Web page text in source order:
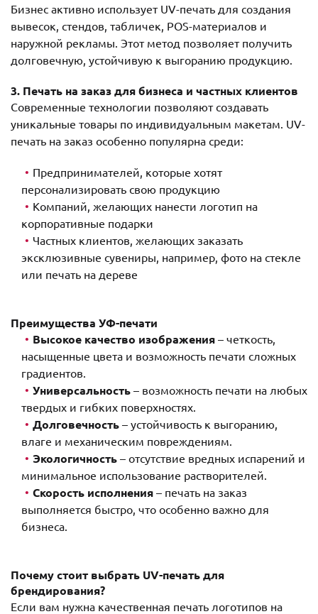
Бизнес активно использует UV-печать для создания
вывесок, стендов, табличек, POS-материалов и
наружной рекламы. Этот метод позволяет получить
долговечную, устойчивую к выгоранию продукцию.
3. Печать на заказ для бизнеса и частных клиентов
Современные технологии позволяют создавать
уникальные товары по индивидуальным макетам. UV-
печать на заказ особенно популярна среди:
Предпринимателей, которые хотят
персонализировать свою продукцию
Компаний, желающих нанести логотип на
корпоративные подарки
Частных клиентов, желающих заказать
эксклюзивные сувениры, например, фото на стекле
или печать на дереве
Преимущества УФ-печати
Высокое качество изображения – четкость,
насыщенные цвета и возможность печати сложных
градиентов.
Универсальность – возможность печати на любых
твердых и гибких поверхностях.
Долговечность – устойчивость к выгоранию,
влаге и механическим повреждениям.
Экологичность – отсутствие вредных испарений и
минимальное использование растворителей.
Скорость исполнения – печать на заказ
выполняется быстро, что особенно важно для
бизнеса.
Почему стоит выбрать UV-печать для
брендирования?
Если вам нужна качественная печать логотипов на